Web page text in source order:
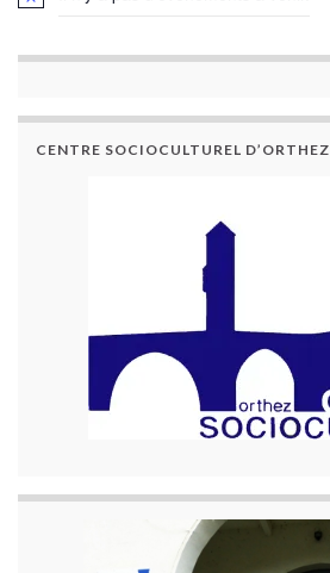
CENTRE SOCIOCULTUREL D’ORTHEZ